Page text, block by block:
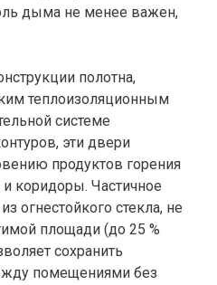
дыма не менее важен,
полотна,
теплоизоляционным
системе
эти двери
продуктов горения
коридоры. Частичное
огнестойкого стекла, не
площади (до 25 %
сохранить
помещениями без